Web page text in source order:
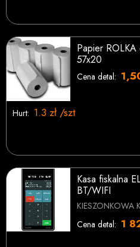
Papier ROLKA
57x20
Cena detal:
Hurt: 1.3 zł /szt
Kasa fiskalna
BT/WIFI
KIESZONKOWA
Cena detal: 1